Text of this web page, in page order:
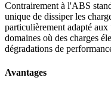
Contrairement à l'ABS
unique de dissiper les
particulièrement adapté
domaines où des charges
dégradations de
Avantages